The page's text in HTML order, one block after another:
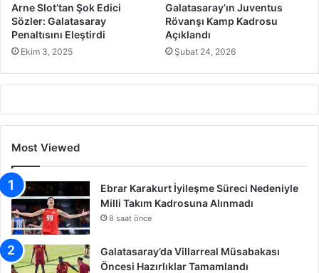
Arne Slot’tan Şok Edici
Sözler: Galatasaray
Penaltısını Eleştirdi
Ekim 3, 2025
Galatasaray’ın Juventus
Rövanşı Kamp Kadrosu
Açıklandı
Şubat 24, 2026
Most Viewed
Ebrar Karakurt İyileşme Süreci Nedeniyle
Milli Takım Kadrosuna Alınmadı
8 saat önce
Galatasaray’da Villarreal Müsabakası
Öncesi Hazırlıklar Tamamlandı